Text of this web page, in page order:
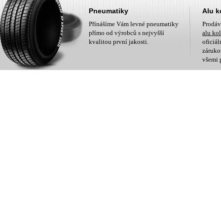
Pneumatiky
Přínášíme Vám levné pneumatiky
přímo od výrobců s nejvyšší
kvalitou první jakosti.
Alu
alu
všemi